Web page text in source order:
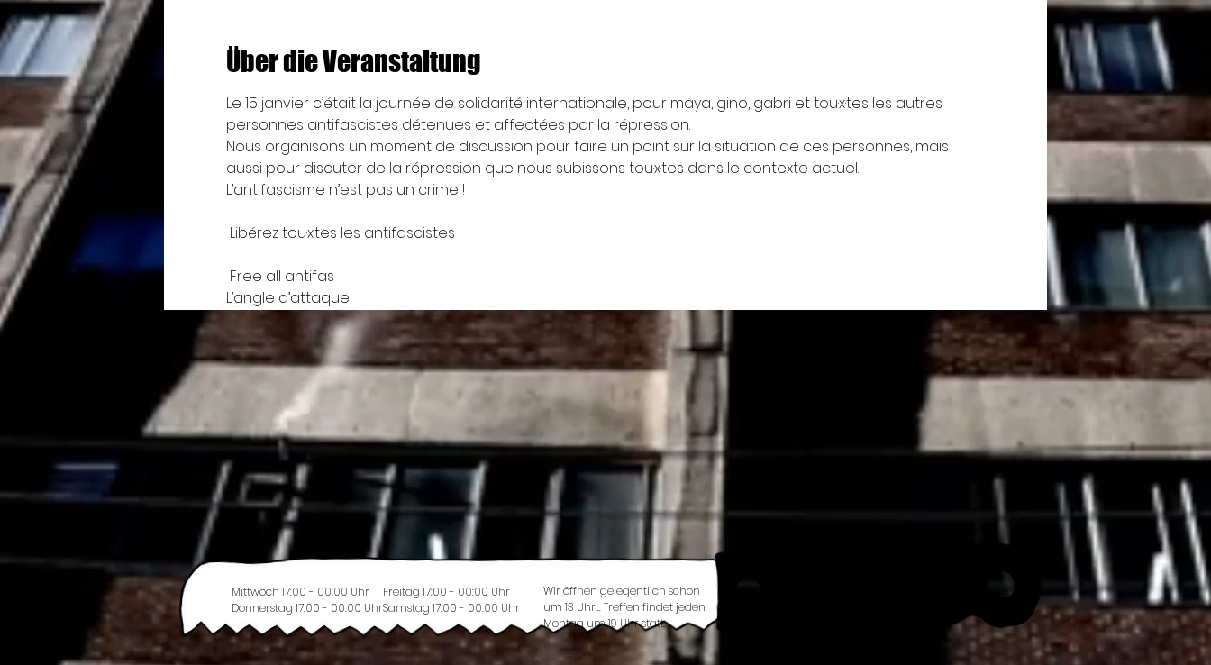
Über die Veranstaltung
Le 15 janvier c’était la journée de solidarité internationale, pour maya, gino, gabri et tou·x·tes les autres
personnes antifascistes détenues et affectées par la répression.
Nous organisons un moment de discussion pour faire un point sur la situation de ces personnes, mais
aussi pour discuter de la répression que nous subissons tou·x·tes dans le contexte actuel.
L’antifascisme n’est pas un crime !
Libérez tou·x·tes les antifascistes !
Free all antifas
L’angle d’attaque
Mittwoch 17:00 - 00:00 Uhr
Donnerstag 17:00 - 00:00 Uhr
Freitag 17:00 - 00:00 Uhr
Samstag 17:00 - 00:00 Uhr
Wir öffnen gelegentlich schon
um 13 Uhr... Treffen findet jeden
Montag um 19 Uhr statt.